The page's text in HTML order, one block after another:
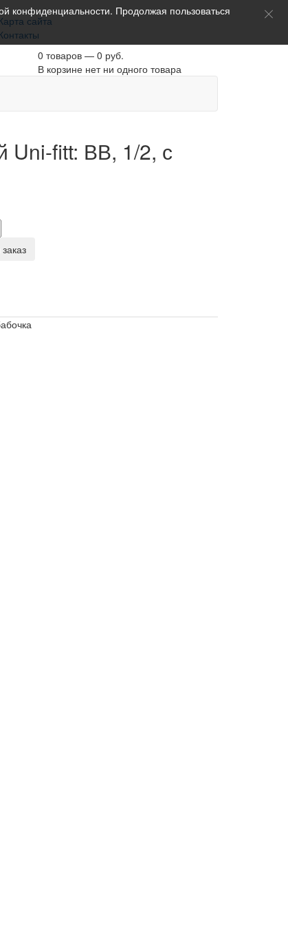
сайта
0 товаров — 0 руб.
В корзине нет ни одного товара
Uni-fitt: ВВ, 1/2, с
конфиденциальности. Продолжая пользоваться